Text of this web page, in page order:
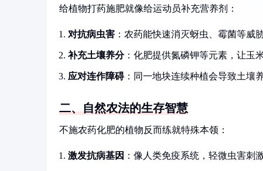
给植物打药施肥就像给运动员补充营养剂：
对抗病虫害 ：农药能快速消灭蚜虫、霉菌等威
补充土壤养分：化肥提供氮磷钾等元素，让玉
应对连作障碍：同一地块连续种植会导致土壤
二、自然农法的生存智慧
不施农药化肥的植物反而练就特殊本领：
激发抗病基因 ：像人类免疫系统，轻微虫害刺